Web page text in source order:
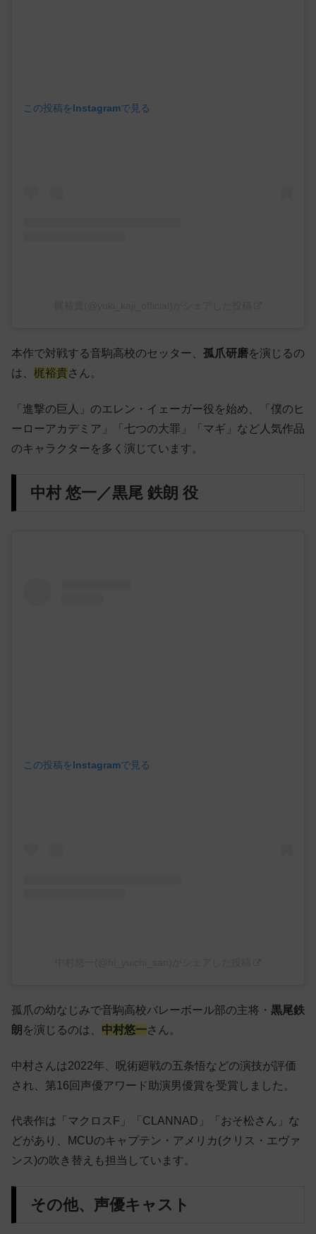
この投稿をInstagramで見る
本作で対戦する音駒高校のセッター、 孤爪研磨を演じるの
は、 梶裕貴さん。
「進撃の巨人」のエレン・イェーガー役を始め、「僕のヒ
ーローアカデミア」「七つの大罪」「マギ」など人気作品
のキャラクターを多く演じています。
中村 悠一／黒尾 鉄朗 役
この投稿をInstagramで見る
孤爪の幼なじみで音駒高校バレーボール部の主将・ 黒尾鉄
朗 を演じるのは、 中村悠一さん。
中村さんは2022年、呪術廻戦の五条悟などの演技が評価
され、第16回声優アワード助演男優賞を受賞しました。
代表作は「マクロスF」「CLANNAD」「おそ松さん」な
どがあり、MCUのキャプテン・アメリカ(クリス・エヴァ
ンス)の吹き替えも担当しています。
その他、声優キャスト